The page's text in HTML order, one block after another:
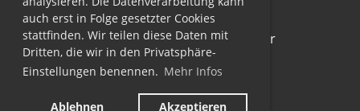
auch erst in Folge gesetzter Cookies
stattfinden. Wir teilen diese Daten mit
Dritten, die wir in den Privatsphäre-
Einstellungen benennen. Mehr Infos
Ablehnen Akzeptieren
© Guggenmusik Möschtliblöser
Alle Rechte vorbehalten
Impressum|Datenschutz